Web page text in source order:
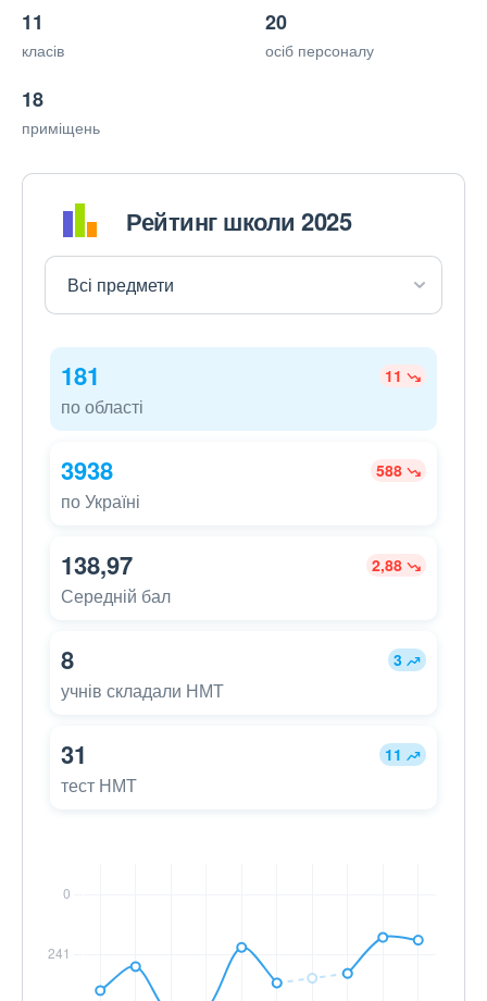
11
класів
20
осіб персоналу
18
приміщень
Рейтинг школи 2025
181 11
по області
3938 588
по Україні
138,97 2,88
Середній бал
8 3
учнів складали НМТ
31 11
тест НМТ